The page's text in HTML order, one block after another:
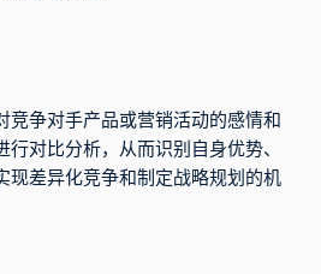
竞争对手产品或营销活动的感情和
行对比分析，从而识别自身优势、
现差异化竞争和制定战略规划的机